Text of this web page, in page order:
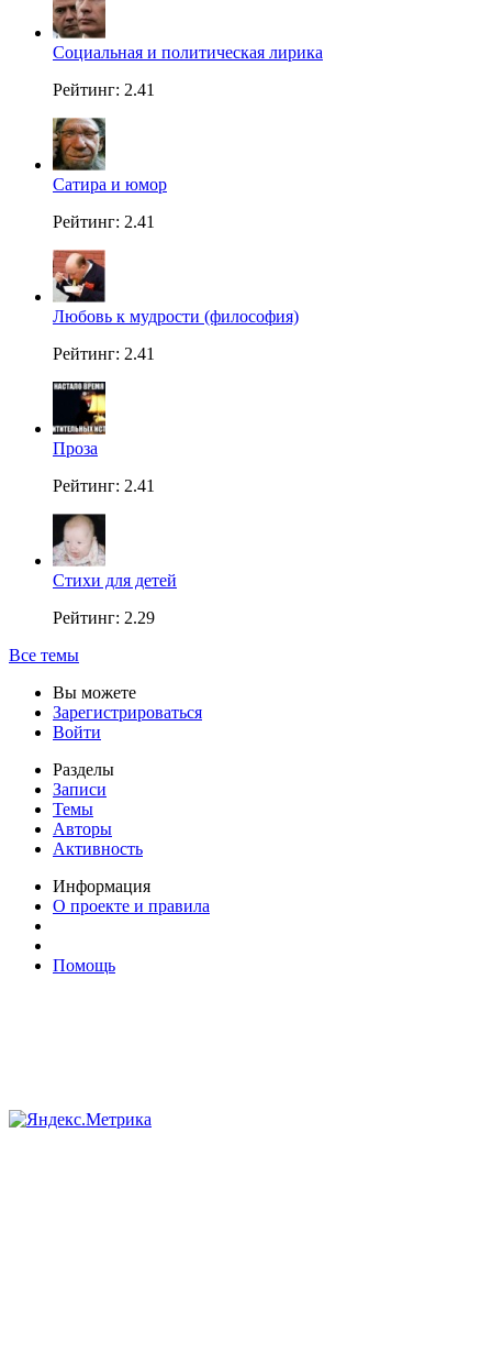
Социальная и политическая лирика
Рейтинг: 2.41
Сатира и юмор
Рейтинг: 2.41
Любовь к мудрости (философия)
Рейтинг: 2.41
Проза
Рейтинг: 2.41
Стихи для детей
Рейтинг: 2.29
Все темы
Вы можете
Зарегистрироваться
Войти
Разделы
Записи
Темы
Авторы
Активность
Информация
О проекте и правила
Помощь